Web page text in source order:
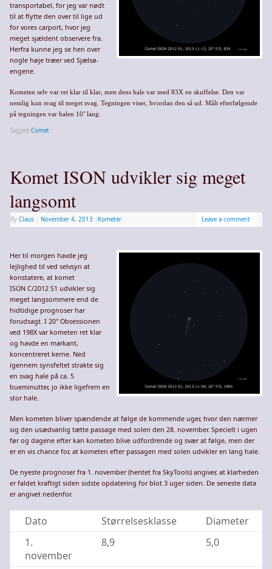
transportabel, for jeg var nødt
til at flytte den over til lige ud
for vores carport, hvor jeg
meget sjældent observere fra.
Herfra kunne jeg se hen over
nogle høje træer ved Sjælsø-
engene.
Kometen selv var ret klar til klar, men dens hale var med 83X en skuffelse. Den var
nemlig kun svag til meget svag. Tegningen viser, hvordan den så ud. Målt efterfølgende
på tegningen var halen 10’ lang.
TaggedComet
Komet ISON udvikler sig meget
langsomt
ByClaus November 4, 2013 Kometer Leave a comment
Her til morgen havde jeg
lejlighed til ved selvsyn at
konstatere, at komet
ISON C/2012 S1 udvikler sig
meget langsommere end de
hidtidige prognoser har
forudsagt. I 20″ Obsessionen
ved 198X var kometen ret klar
og havde en markant,
koncentreret kerne. Ned
igennem synsfeltet strakte sig
en svag hale på ca. 5
bueminutter, jo ikke ligefrem en
stor hale.
Men kometen bliver spændende at følge de kommende uger, hvor den nærmer
sig den usædvanlig tætte passage med solen den 28. november. Specielt i ugen
før og dagene efter kan kometen blive udfordrende og svær at følge, men der
er en vis chance for, at kometen efter passagen med solen udvikler en lang hale.
De nyeste prognoser fra 1. november (hentet fra SkyTools) angiver, at klarheden
er faldet kraftigt siden sidste opdatering for blot 3 uger siden. De seneste data
er angivet nedenfor.
Dato Størrelsesklasse
Diameter
1.
november
8,9 5,0